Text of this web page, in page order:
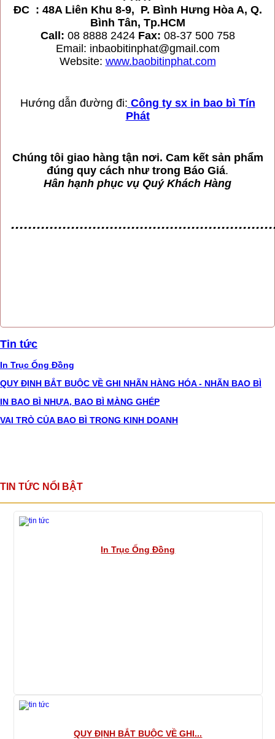
ĐC : 48A Liên Khu 8-9, P. Bình Hưng Hòa A, Q.
Bình Tân, Tp.HCM
Call: 08 8888 2424 Fax: 08-37 500 758
Email: inbaobitinphat@gmail.com
Website: www.baobitinphat.com
Hướng dẫn đường đi: Công ty sx in bao bì Tín
Phát
Chúng tôi giao hàng tận nơi. Cam kết sản phẩm
đúng quy cách như trong Báo Giá.
Hân hạnh phục vụ Quý Khách Hàng
Tin tức
In Trục Ống Đồng
QUY ĐỊNH BẮT BUỘC VỀ GHI NHÃN HÀNG HÓA - NHÃN BAO BÌ
IN BAO BÌ NHỰA, BAO BÌ MÀNG GHÉP
VAI TRÒ CỦA BAO BÌ TRONG KINH DOANH
TIN TỨC NỔI BẬT
In Trục Ống Đồng
QUY ĐỊNH BẮT BUỘC VỀ GHI...